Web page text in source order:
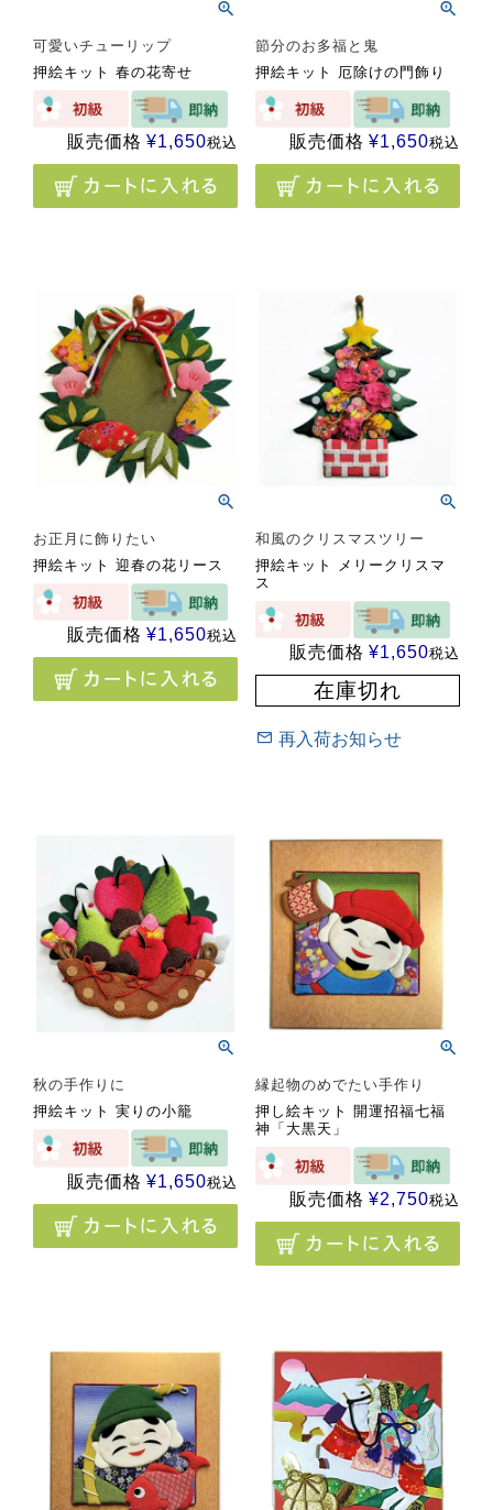
可愛いチューリップ
押絵キット 春の花寄せ
販売価格 ¥1,650税込
節分のお多福と鬼
押絵キット 厄除けの門飾り
販売価格 ¥1,650税込
お正月に飾りたい
押絵キット 迎春の花リース
販売価格 ¥1,650税込
和風のクリスマスツリー
押絵キット メリークリスマ
ス
販売価格 ¥1,650税込
在庫切れ
再入荷お知らせ
秋の手作りに
押絵キット 実りの小籠
販売価格 ¥1,650税込
縁起物のめでたい手作り
押し絵キット 開運招福七福
神「大黒天」
販売価格 ¥2,750税込